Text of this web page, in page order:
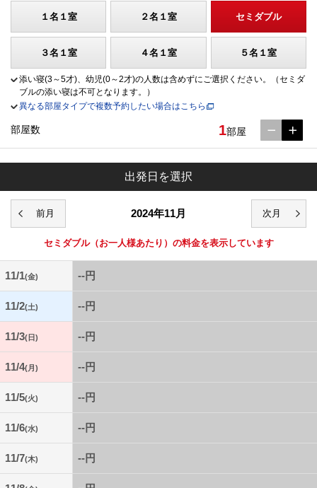
１名１室 ２名１室 セミダブル
３名１室 ４名１室 ５名１室
添い寝(3～5才)、幼児(0～2才)の人数は含めずにご選択ください。（セミダ
ブルの添い寝は不可となります。）
異なる部屋タイプで複数予約したい場合はこちら
部屋数 1部屋
出発日を選択
2024年11月
セミダブル（お一人様あたり）の料金を表示しています
11/1(金) --円
11/2(土) --円
11/3(日) --円
11/4(月) --円
11/5(火) --円
11/6(水) --円
11/7(木) --円